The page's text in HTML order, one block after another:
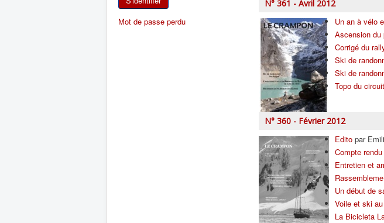
Mot de passe perdu
N° 361 - Avril 2012
Un an à vélo
Ascension du
Corrigé du
Ski de
Ski de
Topo du
N° 360 - Février 2012
Edito par
Compte
Entretien et
Un début de
Voile et ski
La Bicicleta